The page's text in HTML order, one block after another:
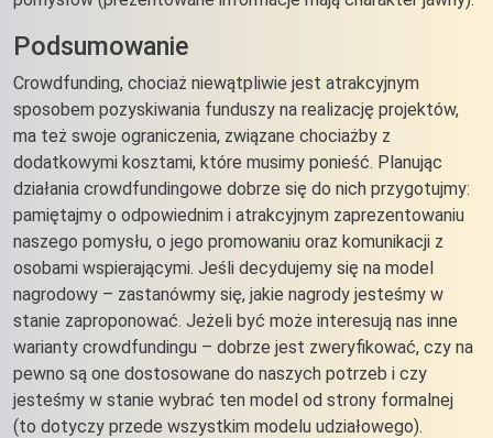
Podsumowanie
Crowdfunding, chociaż niewątpliwie jest atrakcyjnym
sposobem pozyskiwania funduszy na realizację projektów,
ma też swoje ograniczenia, związane chociażby z
dodatkowymi kosztami, które musimy ponieść. Planując
działania crowdfundingowe dobrze się do nich przygotujmy:
pamiętajmy o odpowiednim i atrakcyjnym zaprezentowaniu
naszego pomysłu, o jego promowaniu oraz komunikacji z
osobami wspierającymi. Jeśli decydujemy się na model
nagrodowy – zastanówmy się, jakie nagrody jesteśmy w
stanie zaproponować. Jeżeli być może interesują nas inne
warianty crowdfundingu – dobrze jest zweryfikować, czy na
pewno są one dostosowane do naszych potrzeb i czy
jesteśmy w stanie wybrać ten model od strony formalnej
(to dotyczy przede wszystkim modelu udziałowego).